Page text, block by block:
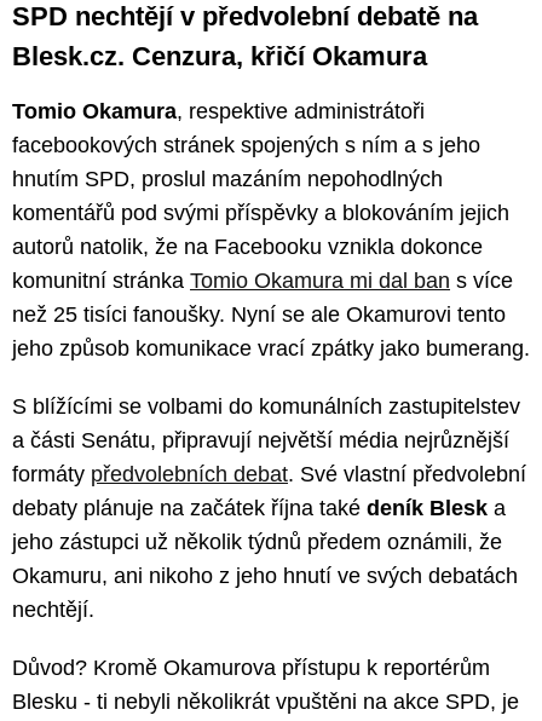
SPD nechtějí v předvolební debatě na
Blesk.cz. Cenzura, křičí Okamura
Tomio Okamura, respektive administrátoři
facebookových stránek spojených s ním a s jeho
hnutím SPD, proslul mazáním nepohodlných
komentářů pod svými příspěvky a blokováním jejich
autorů natolik, že na Facebooku vznikla dokonce
komunitní stránka Tomio Okamura mi dal ban s více
než 25 tisíci fanoušky. Nyní se ale Okamurovi tento
jeho způsob komunikace vrací zpátky jako bumerang.
S blížícími se volbami do komunálních zastupitelstev
a části Senátu, připravují největší média nejrůznější
formáty předvolebních debat. Své vlastní předvolební
debaty plánuje na začátek října také deník Blesk a
jeho zástupci už několik týdnů předem oznámili, že
Okamuru, ani nikoho z jeho hnutí ve svých debatách
nechtějí.
Důvod? Kromě Okamurova přístupu k reportérům
Blesku - ti nebyli několikrát vpuštěni na akce SPD, je